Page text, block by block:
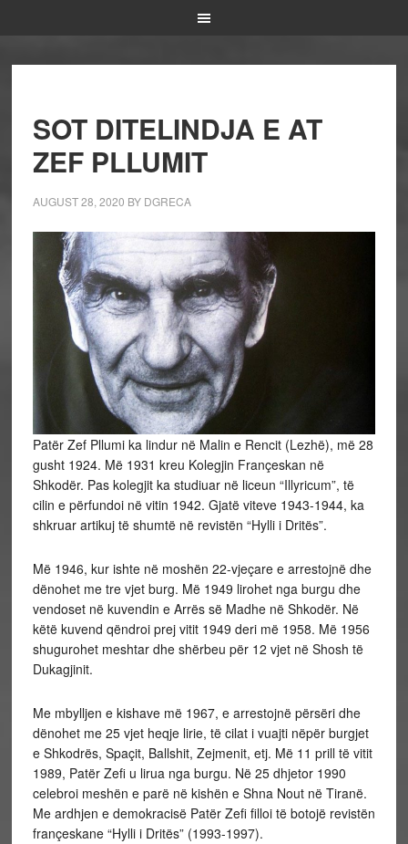
SOT DITELINDJA E AT
ZEF PLLUMIT
AUGUST 28, 2020 BY DGRECA
Patër Zef Pllumi ka lindur në Malin e Rencit (Lezhë), më 28
gusht 1924. Më 1931 kreu Kolegjin Françeskan në
Shkodër. Pas kolegjit ka studiuar në liceun “Illyricum”, të
cilin e përfundoi në vitin 1942. Gjatë viteve 1943-1944, ka
shkruar artikuj të shumtë në revistën “Hylli i Dritës”.
Më 1946, kur ishte në moshën 22-vjeçare e arrestojnë dhe
dënohet me tre vjet burg. Më 1949 lirohet nga burgu dhe
vendoset në kuvendin e Arrës së Madhe në Shkodër. Në
këtë kuvend qëndroi prej vitit 1949 deri më 1958. Më 1956
shugurohet meshtar dhe shërbeu për 12 vjet në Shosh të
Dukagjinit.
Me mbylljen e kishave më 1967, e arrestojnë përsëri dhe
dënohet me 25 vjet heqje lirie, të cilat i vuajti nëpër burgjet
e Shkodrës, Spaçit, Ballshit, Zejmenit, etj. Më 11 prill të vitit
1989, Patër Zefi u lirua nga burgu. Në 25 dhjetor 1990
celebroi meshën e parë në kishën e Shna Nout në Tiranë.
Me ardhjen e demokracisë Patër Zefi filloi të botojë revistën
françeskane “Hylli i Dritës” (1993-1997).